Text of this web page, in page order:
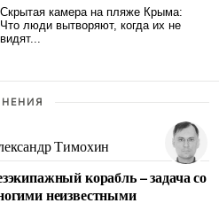
Тимохин
корабль – задача со
неизвестными